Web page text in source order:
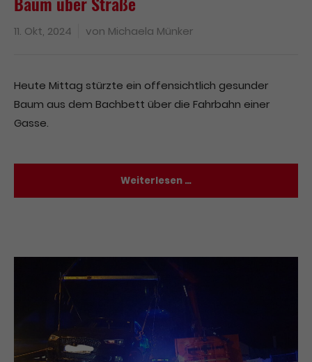
11. Okt, 2024 von Michaela Münker
Heute Mittag stürzte ein offensichtlich gesunder
Baum aus dem Bachbett über die Fahrbahn einer
Gasse.
Weiterlesen …